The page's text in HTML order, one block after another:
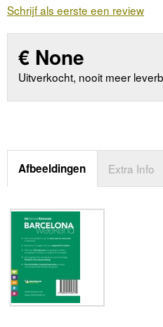
Schrijf als eerste een review
€ None
Uitverkocht, nooit meer
Afbeeldingen Extra Info